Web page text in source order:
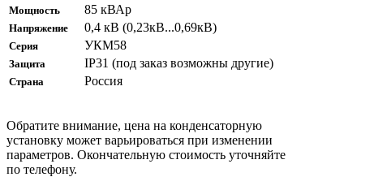
Мощность 85 кВАр
Напряжение 0,4 кВ (0,23кВ...0,69кВ)
Серия УКМ58
Защита IP31 (под заказ возможны другие)
Страна Россия
Обратите внимание, цена на конденсаторную
установку может варьироваться при изменении
параметров. Окончательную стоимость уточняйте
по телефону.